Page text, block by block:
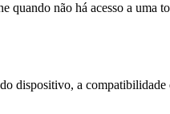
não há acesso a
dispositivo, a